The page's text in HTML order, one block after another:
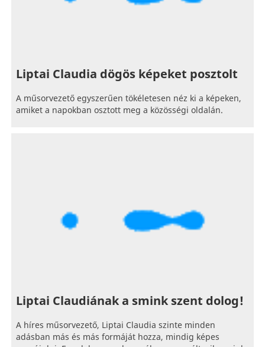
Liptai Claudia dögös képeket posztolt
A műsorvezető egyszerűen tökéletesen néz ki a képeken,
amiket a napokban osztott meg a közösségi oldalán.
Liptai Claudiának a smink szent dolog!
A híres műsorvezető, Liptai Claudia szinte minden
adásban más és más formáját hozza, mindig képes